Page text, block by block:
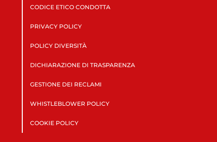
CODICE ETICO CONDOTTA
PRIVACY POLICY
POLICY DIVERSITÀ
DICHIARAZIONE DI TRASPARENZA
GESTIONE DEI RECLAMI
WHISTLEBLOWER POLICY
COOKIE POLICY